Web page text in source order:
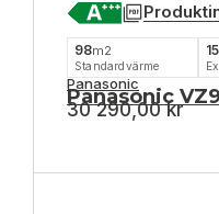
98m2
Standardvärme
Panasonic
Panasonic VZ9
30 290,00kr